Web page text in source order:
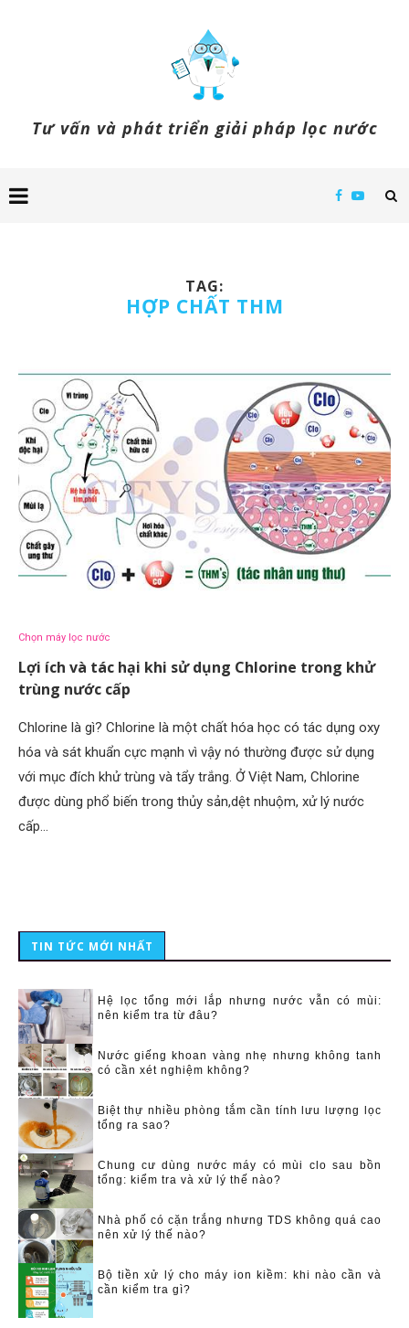
Tư vấn và phát triển giải pháp lọc nước
TAG:
HỢP CHẤT THM
Chọn máy lọc nước
Lợi ích và tác hại khi sử dụng Chlorine trong khử
trùng nước cấp
Chlorine là gì? Chlorine là một chất hóa học có tác dụng oxy
hóa và sát khuẩn cực mạnh vì vậy nó thường được sử dụng
với mục đích khử trùng và tẩy trắng. Ở Việt Nam, Chlorine
được dùng phổ biến trong thủy sản,dệt nhuộm, xử lý nước
cấp…
TIN TỨC MỚI NHẤT
Hệ lọc tổng mới lắp nhưng nước vẫn có mùi:
nên kiểm tra từ đâu?
Nước giếng khoan vàng nhẹ nhưng không tanh
có cần xét nghiệm không?
Biệt thự nhiều phòng tắm cần tính lưu lượng lọc
tổng ra sao?
Chung cư dùng nước máy có mùi clo sau bồn
tổng: kiểm tra và xử lý thế nào?
Nhà phố có cặn trắng nhưng TDS không quá cao
nên xử lý thế nào?
Bộ tiền xử lý cho máy ion kiềm: khi nào cần và
cần kiểm tra gì?